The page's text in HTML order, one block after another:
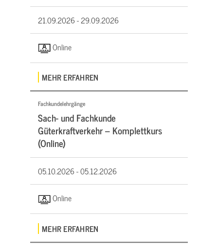
21.09.2026 -29.09.2026
Online
MEHR ERFAHREN
Fachkundelehrgänge
Sach- und Fachkunde
Güterkraftverkehr – Komplettkurs
(Online)
05.10.2026 -05.12.2026
Online
MEHR ERFAHREN